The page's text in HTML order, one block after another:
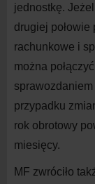
jednostkę.
drugiej
rachunkowe i
można
przypadku
rok obrotowy
miesięcy.
MF zwróciło